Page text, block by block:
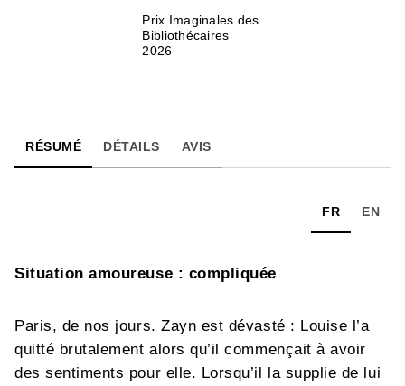
Prix Imaginales des
Bibliothécaires
2026
RÉSUMÉ DÉTAILS AVIS
FR EN
Situation amoureuse : compliquée
Paris, de nos jours. Zayn est dévasté : Louise l’a
quitté brutalement alors qu’il commençait à avoir
des sentiments pour elle. Lorsqu’il la supplie de lui